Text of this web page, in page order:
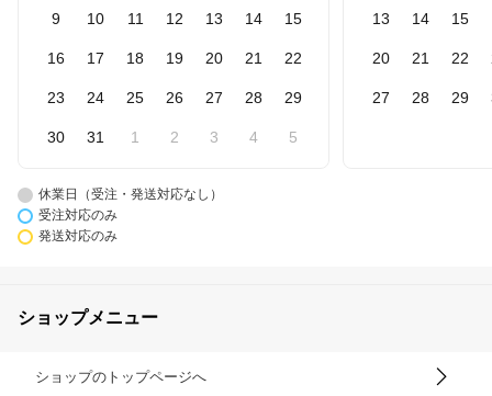
9 10 11 12 13 14 15
16 17 18 19 20 21 22
23 24 25 26 27 28 29
30 31 1 2 3 4 5
13 14 15
20 21 22
27 28 29
休業日（受注・発送対応なし）
受注対応のみ
発送対応のみ
ショップメニュー
ショップのトップページへ